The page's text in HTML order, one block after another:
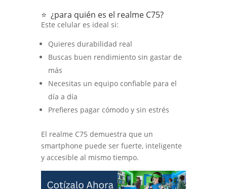
⭐ ¿para quién es el realme C75?
Este celular es ideal si:
Quieres durabilidad real
Buscas buen rendimiento sin gastar de
más
Necesitas un equipo confiable para el
día a día
Prefieres pagar cómodo y sin estrés
El realme C75 demuestra que un
smartphone puede ser fuerte, inteligente
y accesible al mismo tiempo.